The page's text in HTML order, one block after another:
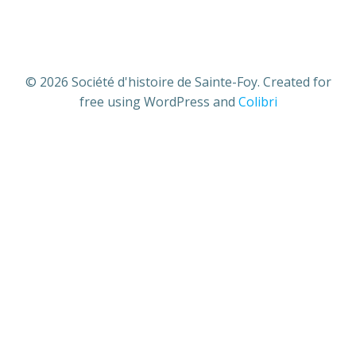
© 2026 Société d'histoire de Sainte-Foy. Created for
free using WordPress and Colibri